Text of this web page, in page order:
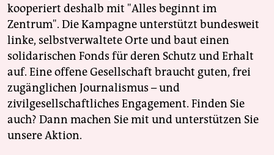
kooperiert deshalb mit "Alles beginnt im
Zentrum". Die Kampagne unterstützt bundesweit
linke, selbstverwaltete Orte und baut einen
solidarischen Fonds für deren Schutz und Erhalt
auf. Eine offene Gesellschaft braucht guten, frei
zugänglichen Journalismus – und
zivilgesellschaftliches Engagement. Finden Sie
auch? Dann machen Sie mit und unterstützen Sie
unsere Aktion.